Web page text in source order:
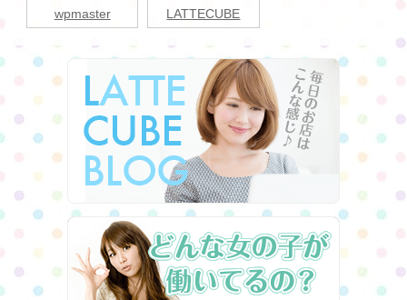
wpmaster LATTECUBE